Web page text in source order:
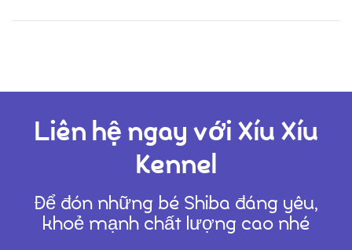
Liên hệ ngay với Xíu Xíu
Kennel
Để đón những bé Shiba đáng yêu,
khoẻ mạnh chất lượng cao nhé